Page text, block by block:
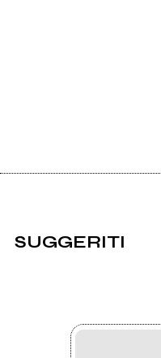
SUGGERITI